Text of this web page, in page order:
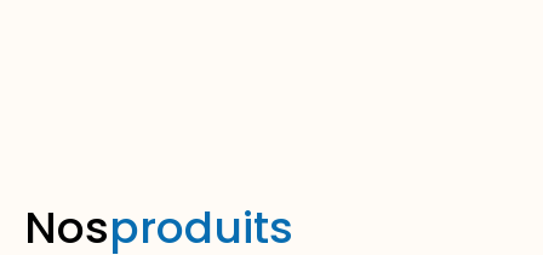
Nosproduits